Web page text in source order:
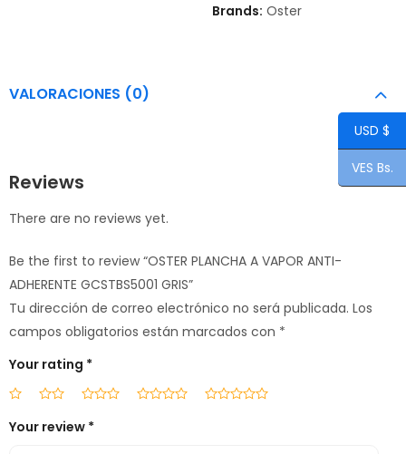
Brands: Oster
VALORACIONES (0)
Reviews
There are no reviews yet.
Be the first to review “OSTER PLANCHA A VAPOR ANTI-
ADHERENTE GCSTBS5001 GRIS”
Tu dirección de correo electrónico no será publicada. Los
campos obligatorios están marcados con *
Your rating *
Your review *
USD $
VES Bs.